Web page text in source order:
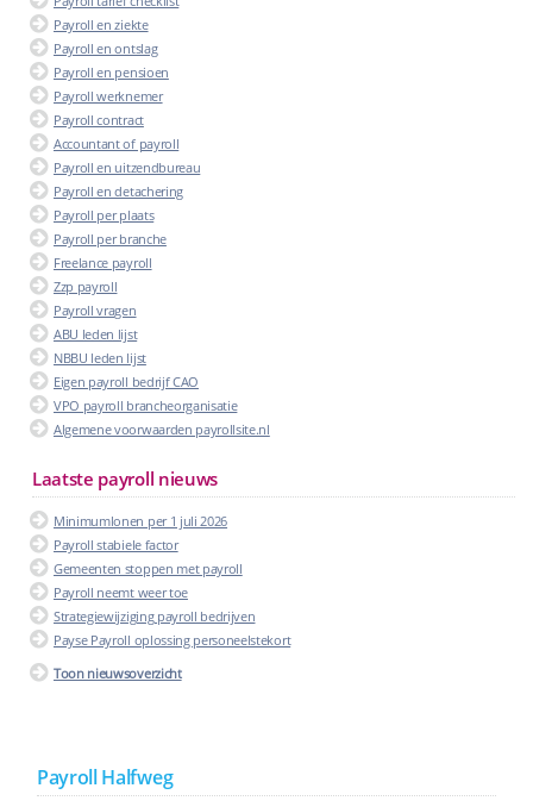
Payroll en ziekte
Payroll en ontslag
Payroll en pensioen
Payroll werknemer
Payroll contract
Accountant of payroll
Payroll en uitzendbureau
Payroll en detachering
Payroll per plaats
Payroll per branche
Freelance payroll
Zzp payroll
Payroll vragen
ABU leden lijst
NBBU leden lijst
Eigen payroll bedrijf CAO
VPO payroll brancheorganisatie
Algemene voorwaarden payrollsite.nl
Laatste payroll nieuws
Minimumlonen per 1 juli 2026
Payroll stabiele factor
Gemeenten stoppen met payroll
Payroll neemt weer toe
Strategiewijziging payroll bedrijven
Payse Payroll oplossing personeelstekort
Toon nieuwsoverzicht
Payroll Halfweg